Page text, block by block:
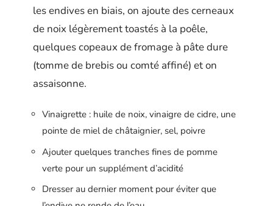
les endives en biais, on ajoute des cerneaux
de noix légèrement toastés à la poêle,
quelques copeaux de fromage à pâte dure
(tomme de brebis ou comté affiné) et on
assaisonne.
Vinaigrette : huile de noix, vinaigre de cidre, une
pointe de miel de châtaignier, sel, poivre
Ajouter quelques tranches fines de pomme
verte pour un supplément d’acidité
Dresser au dernier moment pour éviter que